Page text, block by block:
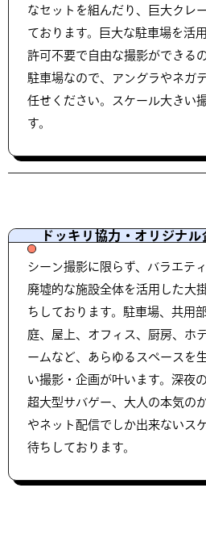
なセットを組んだり、巨大クレ
ております。巨大な駐車場を活
許可不要で自由な撮影ができる
駐車場なので、アングラやネガ
任せください。スケール大きい
す。
ドッキリ協力・オリジナル
シーン撮影に限らず、バラエテ
廃墟的な施設全体を活用した大
ちしております。駐車場、共用
庭、屋上、オフィス、厨房、ホ
ームなど、あらゆるスペースを
い撮影・企画が叶います。深夜
超大型サバゲー、大人の本気の
やネット配信でしか出来ないス
待ちしております。